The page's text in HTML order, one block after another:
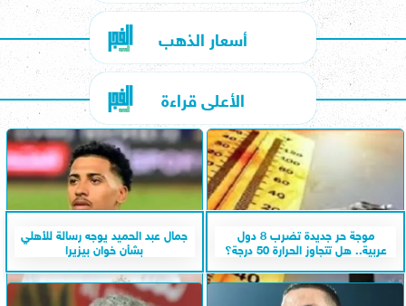
أسعار الذهب
الأعلى قراءة
موجة حر جديدة تضرب 8 دول
عربية.. هل تتجاوز الحرارة 50 درجة؟
جمال عبد الحميد يوجه رسالة للأهلي
بشأن خوان بيزيرا